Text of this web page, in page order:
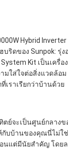
Hybrid
ริดของ Sunpok: รุ่
Kit เป็นเค
ใส่ใจต่อสิ่งแวดล้อ
เราเรียกว่าบ้านด้วย
ย์จะเป็นศูนย์กลาง
บบ้านของคุณนี่ไม่
อนแต่มีนัยสำคัญ โด